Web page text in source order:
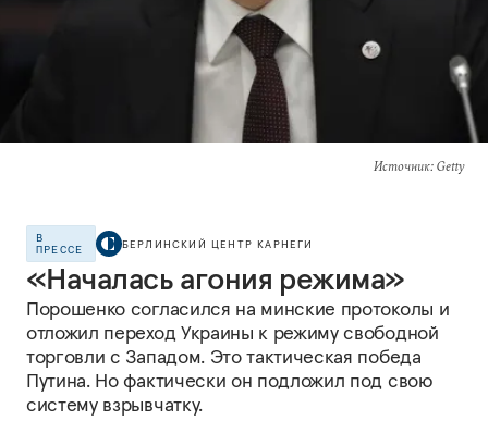
Источник: Getty
В
ПРЕССЕ
БЕРЛИНСКИЙ ЦЕНТР КАРНЕГИ
«Началась агония режима»
Порошенко согласился на минские протоколы и
отложил переход Украины к режиму свободной
торговли с Западом. Это тактическая победа
Путина. Но фактически он подложил под свою
систему взрывчатку.